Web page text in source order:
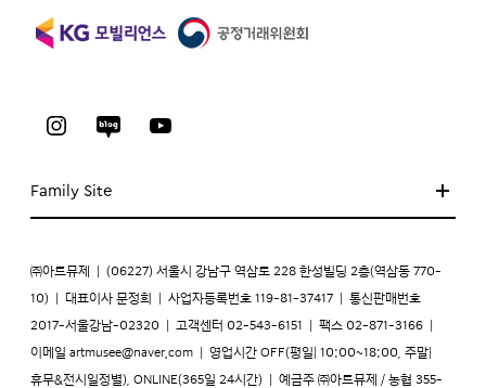
Family Site
㈜아트뮤제 (06227) 서울시 강남구 역삼로 228 한성빌딩 2층(역삼동 770-
10) 대표이사 문정희 사업자등록번호 119-81-37417 통신판매번호
2017-서울강남-02320 고객센터 02-543-6151 팩스 02-871-3166
이메일 artmusee@naver.com 영업시간 OFF(평일| 10:00~18:00, 주말|
휴무&전시일정별), ONLINE(365일 24시간) 예금주 ㈜아트뮤제 / 농협 355-